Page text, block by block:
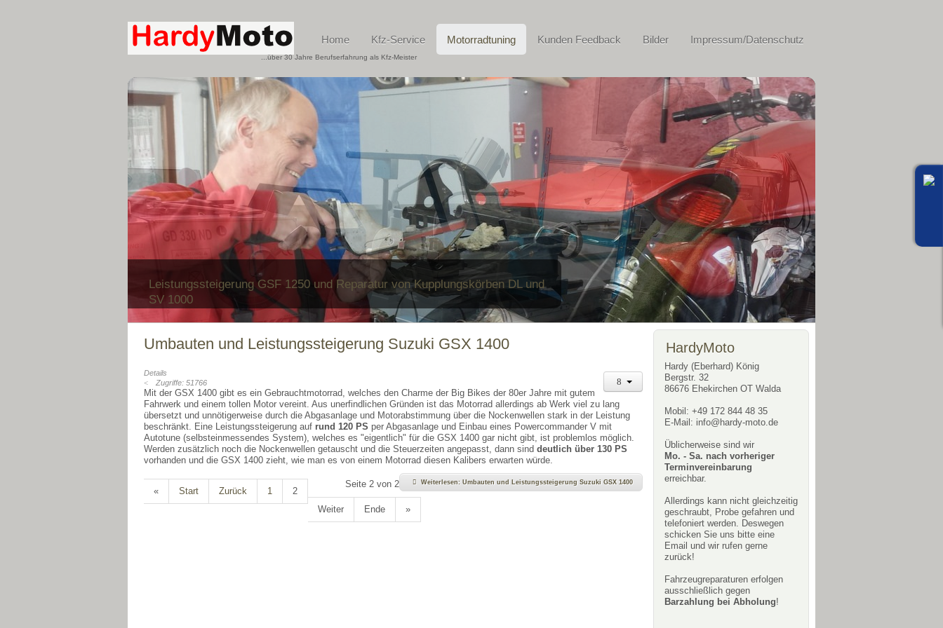
Home Kfz-Service Motorradtuning Kunden Feedback Bilder Impressum/Datenschutz
...über 30 Jahre Berufserfahrung als Kfz-Meister
Leistungssteigerung GSF 1250 und Reparatur von Kupplungskörben DL und
SV 1000
HardyMoto
Hardy (Eberhard) König
Bergstr. 32
86676 Ehekirchen OT Walda
Mobil: +49 172 844 48 35
E-Mail: info@hardy-moto.de
Üblicherweise sind wir
Mo. - Sa. nach vorheriger
Terminvereinbarung
erreichbar.
Allerdings kann nicht gleichzeitig
geschraubt, Probe gefahren und
telefoniert werden. Deswegen
schicken Sie uns bitte eine
Email und wir rufen gerne
zurück!
Fahrzeugreparaturen erfolgen
ausschließlich gegen
Barzahlung bei Abholung!
Umbauten und Leistungssteigerung Suzuki GSX 1400
Details
Zugriffe: 51766
Mit der GSX 1400 gibt es ein Gebrauchtmotorrad, welches den Charme der Big Bikes der 80er Jahre mit gutem
Fahrwerk und einem tollen Motor vereint. Aus unerfindlichen Gründen ist das Motorrad allerdings ab Werk viel zu lang
übersetzt und unnötigerweise durch die Abgasanlage und Motorabstimmung über die Nockenwellen stark in der Leistung
beschränkt. Eine Leistungssteigerung auf rund 120 PS per Abgasanlage und Einbau eines Powercommander V mit
Autotune (selbsteinmessendes System), welches es "eigentlich" für die GSX 1400 gar nicht gibt, ist problemlos möglich.
Werden zusätzlich noch die Nockenwellen getauscht und die Steuerzeiten angepasst, dann sind deutlich über 130 PS
vorhanden und die GSX 1400 zieht, wie man es von einem Motorrad diesen Kalibers erwarten würde.
Weiterlesen: Umbauten und Leistungssteigerung Suzuki GSX 1400
Seite 2 von 2
« Start Zurück 1
2
Weiter
Ende »